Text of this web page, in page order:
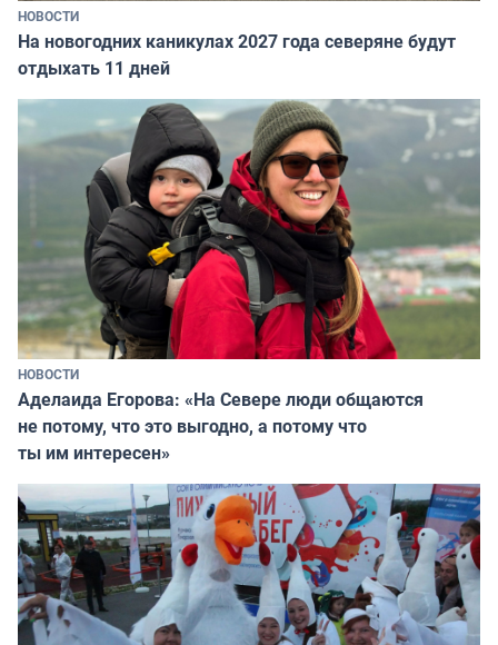
НОВОСТИ
На новогодних каникулах 2027 года северяне будут
отдыхать 11 дней
НОВОСТИ
Аделаида Егорова: «На Севере люди общаются
не потому, что это выгодно, а потому что
ты им интересен»